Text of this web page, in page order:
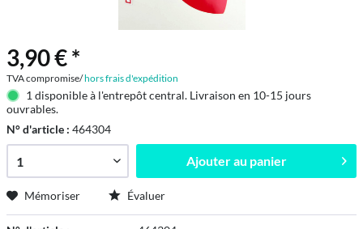
3,90 € *
TVA compromise/hors frais d'expédition
1 disponible à l'entrepôt central. Livraison en 10-15 jours
ouvrables.
N° d'article : 464304
Ajouter au panier
Mémoriser Évaluer